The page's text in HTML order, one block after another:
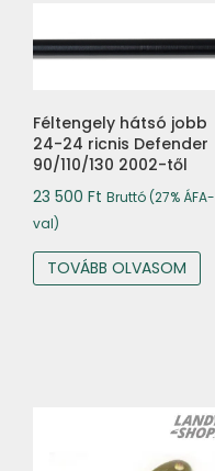
Féltengely hátsó jobb
24-24 ricnis Defender
90/110/130 2002-től
23 500 Ft Bruttó (27% ÁFA-
val)
TOVÁBB OLVASOM